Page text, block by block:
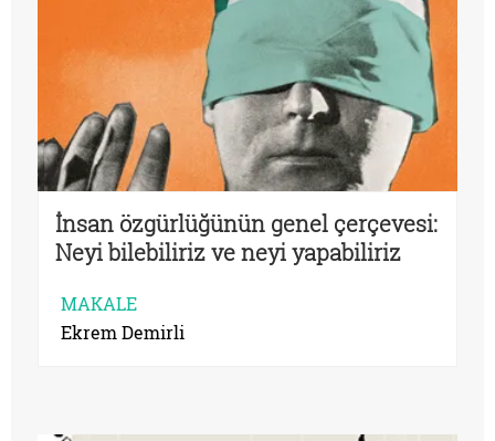
İnsan özgürlüğünün genel çerçevesi:
Neyi bilebiliriz ve neyi yapabiliriz
MAKALE
Ekrem Demirli